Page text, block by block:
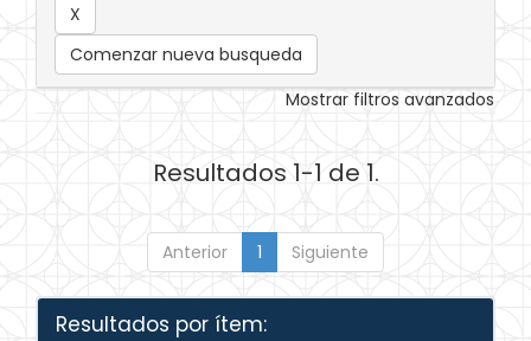
Comenzar nueva busqueda
Mostrar filtros avanzados
Resultados 1-1 de 1.
Anterior 1 Siguiente
Resultados por ítem: